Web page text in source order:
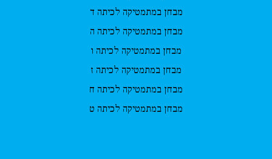
מבחן במתמטיקה לכיתה ד
מבחן במתמטיקה לכיתה ה
מבחן במתמטיקה לכיתה ו
מבחן במתמטיקה לכיתה ז
מבחן במתמטיקה לכיתה ח
מבחן במתמטיקה לכיתה ט